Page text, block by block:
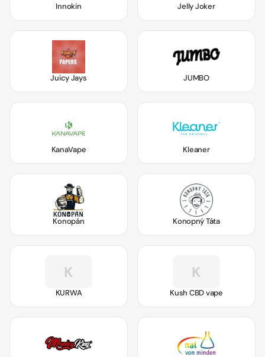
Innokin Jelly Joker
Juicy Jays JUMBO
KanaVape Kleaner
Konopán Konopný Táta
K
KURWA
K
Kush CBD vape